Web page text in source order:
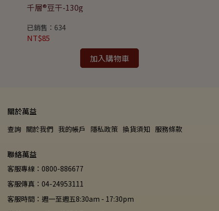
千層®豆干-130g
已銷售：634
NT$85
加入購物車
關於萬益
查詢 關於我們 我的帳戶 隱私政策 換貨須知 服務條款
聯絡萬益
客服專線：0800-886677
客服傳真：04-24953111
客服時間：週一至週五8:30am - 17:30pm